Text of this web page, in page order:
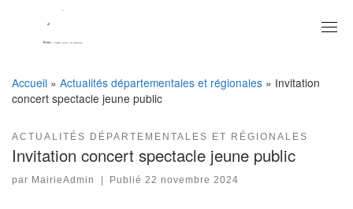
Accueil » Actualités départementales et régionales » Invitation
concert spectacle jeune public
ACTUALITÉS DÉPARTEMENTALES ET RÉGIONALES
Invitation concert spectacle jeune public
par MairieAdmin | Publié 22 novembre 2024